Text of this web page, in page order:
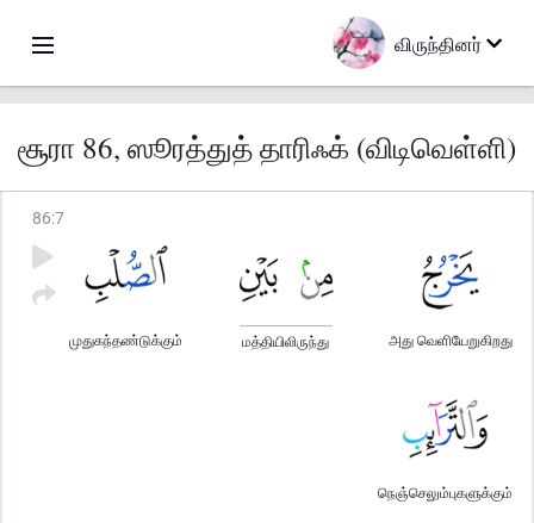
விருந்தினர்
சூரா 86, ஸூரத்துத் தாரிஃக் (விடிவெள்ளி)
86:7
அது வெளியேறுகிறது
மத்தியிலிருந்து
முதுகந்தண்டுக்கும்
நெஞ்செலும்புகளுக்கும்